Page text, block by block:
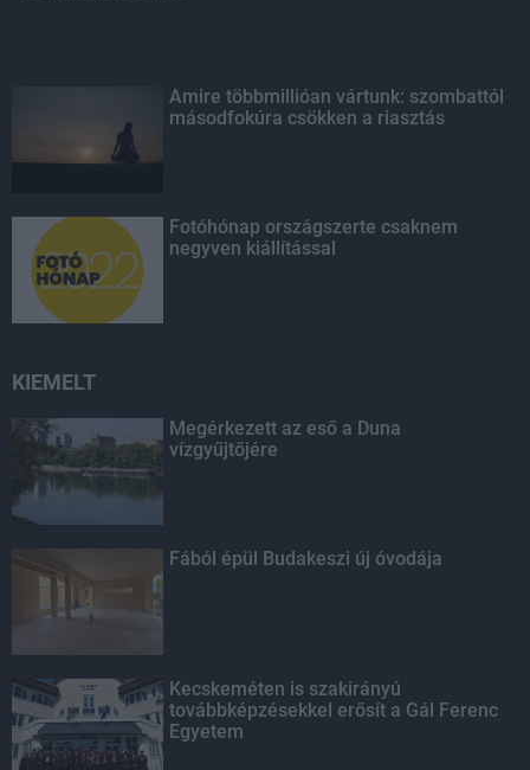
Amire többmillióan vártunk: szombattól
másodfokúra csökken a riasztás
Fotóhónap országszerte csaknem
negyven kiállítással
KIEMELT
Megérkezett az eső a Duna
vízgyűjtőjére
Fából épül Budakeszi új óvodája
Kecskeméten is szakirányú
továbbképzésekkel erősít a Gál Ferenc
Egyetem